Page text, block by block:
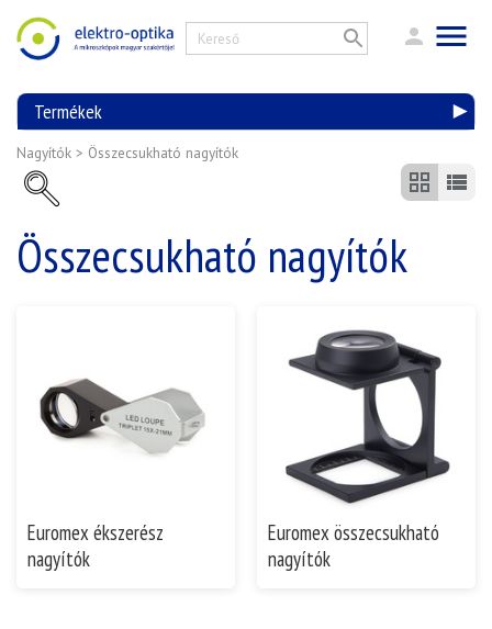
Termékek
Nagyítók > Összecsukható nagyítók
Összecsukható nagyítók
Euromex ékszerész
nagyítók
Euromex összecsukható
nagyítók